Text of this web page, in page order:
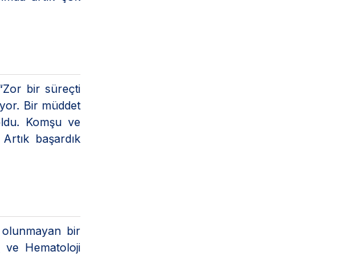
bir süreçti
Bir müddet
Komşu ve
başardık
bir
ve Hematoloji